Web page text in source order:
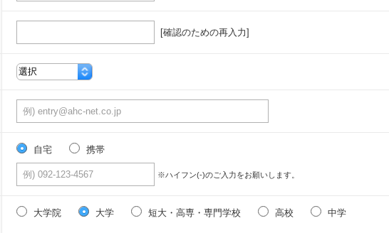
[確認のための再入力]
自宅 携帯
※ハイフン(-)のご入力をお願いします。
大学院 大学 短大・高専・専門学校 高校 中学